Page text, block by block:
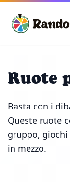
Ruote
Basta con i
Queste ruote
gruppo,
in mezzo.